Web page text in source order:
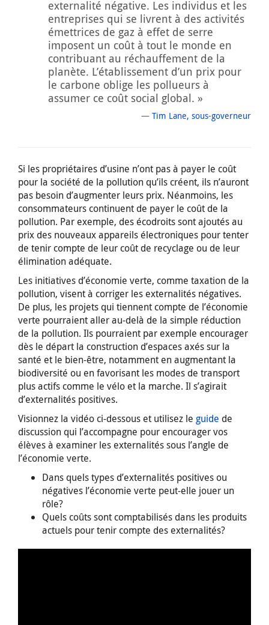
externalité négative. Les individus et les
entreprises qui se livrent à des activités
émettrices de gaz à effet de serre
imposent un coût à tout le monde en
contribuant au réchauffement de la
planète. L’établissement d’un prix pour
le carbone oblige les pollueurs à
assumer ce coût social global. »
Tim Lane, sous-governeur
Si les propriétaires d’usine n’ont pas à payer le coût
pour la société de la pollution qu’ils créent, ils n’auront
pas besoin d’augmenter leurs prix. Néanmoins, les
consommateurs continuent de payer le coût de la
pollution. Par exemple, des écodroits sont ajoutés au
prix des nouveaux appareils électroniques pour tenter
de tenir compte de leur coût de recyclage ou de leur
élimination adéquate.
Les initiatives d’économie verte, comme taxation de la
pollution, visent à corriger les externalités négatives.
De plus, les projets qui tiennent compte de l’économie
verte pourraient aller au-delà de la simple réduction
de la pollution. Ils pourraient par exemple encourager
dès le départ la construction d’espaces axés sur la
santé et le bien-être, notamment en augmentant la
biodiversité ou en favorisant les modes de transport
plus actifs comme le vélo et la marche. Il s’agirait
d’externalités positives.
Visionnez la vidéo ci-dessous et utilisez le guide de
discussion qui l’accompagne pour encourager vos
élèves à examiner les externalités sous l’angle de
l’économie verte.
Dans quels types d’externalités positives ou
négatives l’économie verte peut-elle jouer un
rôle?
Quels coûts sont comptabilisés dans les produits
actuels pour tenir compte des externalités?